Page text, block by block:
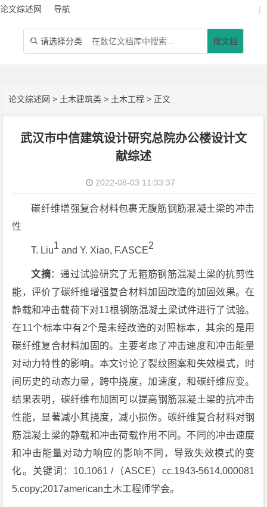
论文综述网 导航 |
 请选择分类 搜文档
论文综述网 > 土木建筑类 > 土木工程 > 正文
武汉市中信建筑设计研究总院办公楼设计文
献综述
2022-08-03 11:33:37
碳纤维增强复合材料包裹无腹筋钢筋混凝土梁的冲击
性
T. Liu1 and Y. Xiao, F.ASCE2
文摘：通过试验研究了无箍筋钢筋混凝土梁的抗剪性
能，评价了碳纤维增强复合材料加固改造的加固效果。在
静载和冲击载荷下对11根钢筋混凝土梁试件进行了试验。
在11个标本中有2个是未经改造的对照标本，其余的是用
碳纤维复合材料加固的。主要考虑了冲击速度和冲击能量
对动力特性的影响。本文讨论了裂纹图案和失效模式，时
间历史的动态力量，跨中挠度，加速度，和碳纤维应变。
结果表明，碳纤维布加固可以提高钢筋混凝土梁的抗冲击
性能，显著减小其挠度，减小损伤。碳纤维复合材料对钢
筋混凝土梁的静载和冲击荷载作用不同。不同的冲击速度
和冲击能量对动力响应的影响不同，导致失效模式的变
化。关键词：10.1061 /（ASCE）cc.1943-5614.000081
5.copy;2017american土木工程师学会。